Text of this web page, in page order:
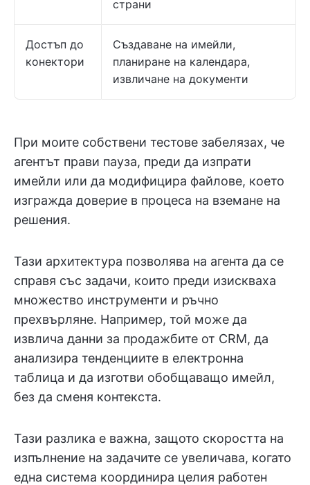
страни
Достъп до
конектори
Създаване на имейли,
планиране на календара,
извличане на документи
При моите собствени тестове забелязах, че
агентът прави пауза, преди да изпрати
имейли или да модифицира файлове, което
изгражда доверие в процеса на вземане на
решения.
Тази архитектура позволява на агента да се
справя със задачи, които преди изискваха
множество инструменти и ръчно
прехвърляне. Например, той може да
извлича данни за продажбите от CRM, да
анализира тенденциите в електронна
таблица и да изготви обобщаващо имейл,
без да сменя контекста.
Тази разлика е важна, защото скоростта на
изпълнение на задачите се увеличава, когато
една система координира целия работен